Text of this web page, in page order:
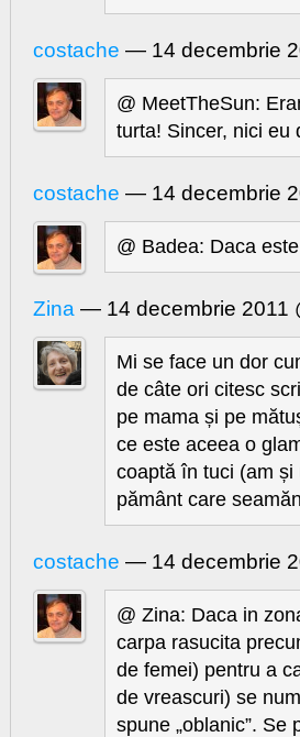
costache — 14 decembrie
@ MeetTheSun:
turta! Sincer, nici eu
costache — 14 decembrie
@ Badea: Daca
Zina — 14 decembrie 2011
Mi se face un dor
de câte ori citesc
pe mama și pe
ce este aceea o
coaptă în tuci (am
pământ care
costache — 14 decembrie
@ Zina: Daca in
carpa rasucita
de femei) pentru a
de vreascuri) se
spune „oblanic”.